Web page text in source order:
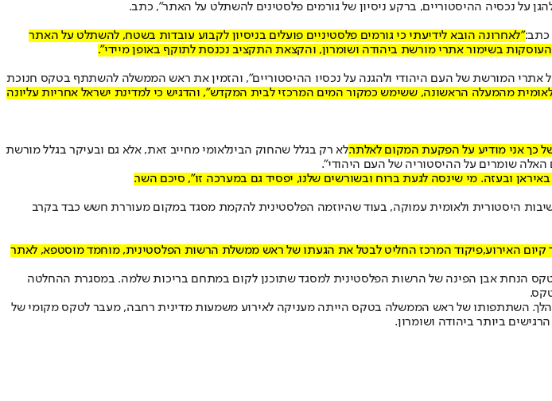
כתב:"לאחרונה הובא לידיעתי כי גורמים פלסטיניים פועלים בניסיון לקבוע עובדות בשטח, להשתלט על האתר
בשימור אתרי מורשת ביהודה ושומרון, והקצאת התקציב נכנסת לתוקף באופן מיידי".
אתרי המורשת של העם היהודי ולהגנה על נכסיו ההיסטוריים", והזמין את ראש הממשלה להשתתף בטקס חנוכת
מהמעלה הראשונה, ששימש כמקור המים המרכזי לבית המקדש", והדגיש כי למדינת ישראל אחריות עליונה
כך אני מודיע על הפקעת המקום לאלתר.לא רק בגלל שהחוק הבינלאומי מחייב זאת, אלא גם ובעיקר בגלל מורשת
האלה שומרים על ההיסטוריה של העם היהודי".
ובעזה. מי שינסה לגעת ברוח ובשורשים שלנו, יפסיד גם במערכה זו", סיכם השר.
היסטורית ולאומית עמוקה, בעוד שהיוזמה הפלסטינית להקמת מסגד במקום מעוררת חשש כבד בקרב
קיום האירוע,פיקוד המרכז החליט לבטל את הגעתו של ראש ממשלת הרשות הפלסטינית, מוחמד מוסטפא, לאתר
טקס הנחת אבן הפינה של הרשות הפלסטינית למסגד שתוכנן לקום במתחם בריכות שלמה. במסגרת ההחלטה
השתתפותו של ראש הממשלה בטקס הייתה מעניקה לאירוע משמעות מדינית רחבה, מעבר לטקס מקומי של
ביותר ביהודה ושומרון.